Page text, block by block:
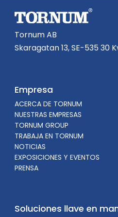
Tornum AB
Skaragatan 13, SE-535 30
Empresa
ACERCA DE TORNUM
NUESTRAS EMPRESAS
TORNUM GROUP
TRABAJA EN TORNUM
NOTICIAS
EXPOSICIONES Y EVENTOS
PRENSA
Soluciones llave en